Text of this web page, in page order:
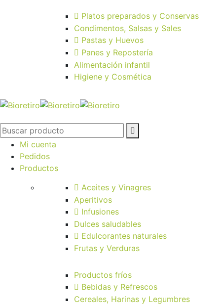
Platos preparados y Conservas
Condimentos, Salsas y Sales
Pastas y Huevos
Panes y Repostería
Alimentación infantil
Higiene y Cosmética
Mi cuenta
Pedidos
Productos
Aceites y Vinagres
Aperitivos
Infusiones
Dulces saludables
Edulcorantes naturales
Frutas y Verduras
Productos fríos
Bebidas y Refrescos
Cereales, Harinas y Legumbres